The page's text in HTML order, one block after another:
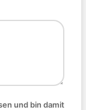
und bin damit